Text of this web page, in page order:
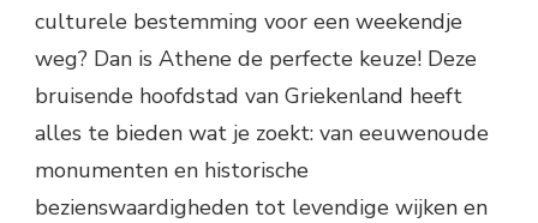
culturele bestemming voor een weekendje
weg? Dan is Athene de perfecte keuze! Deze
bruisende hoofdstad van Griekenland heeft
alles te bieden wat je zoekt: van eeuwenoude
monumenten en historische
bezienswaardigheden tot levendige wijken en